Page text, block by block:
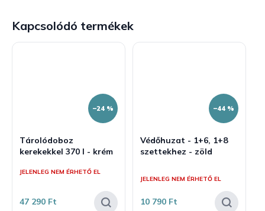
Kapcsolódó termékek
–24 %
Tárolódoboz
kerekekkel 370 l - krém
JELENLEG NEM ÉRHETŐ EL
47 290 Ft
–44 %
Védőhuzat - 1+6, 1+8
szettekhez - zöld
termék
5-
JELENLEG NEM ÉRHETŐ EL
10 790 Ft